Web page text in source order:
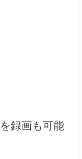
録画も可能